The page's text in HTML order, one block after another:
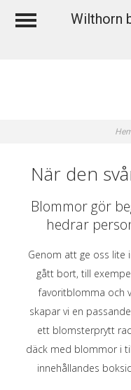
Wilthorn
När den
Blommor gör
hedrar
Genom att ge oss
gått bort, till
favoritblomma och
skapar vi en
ett blomsterprytt
däck med blommor i
innehållandes